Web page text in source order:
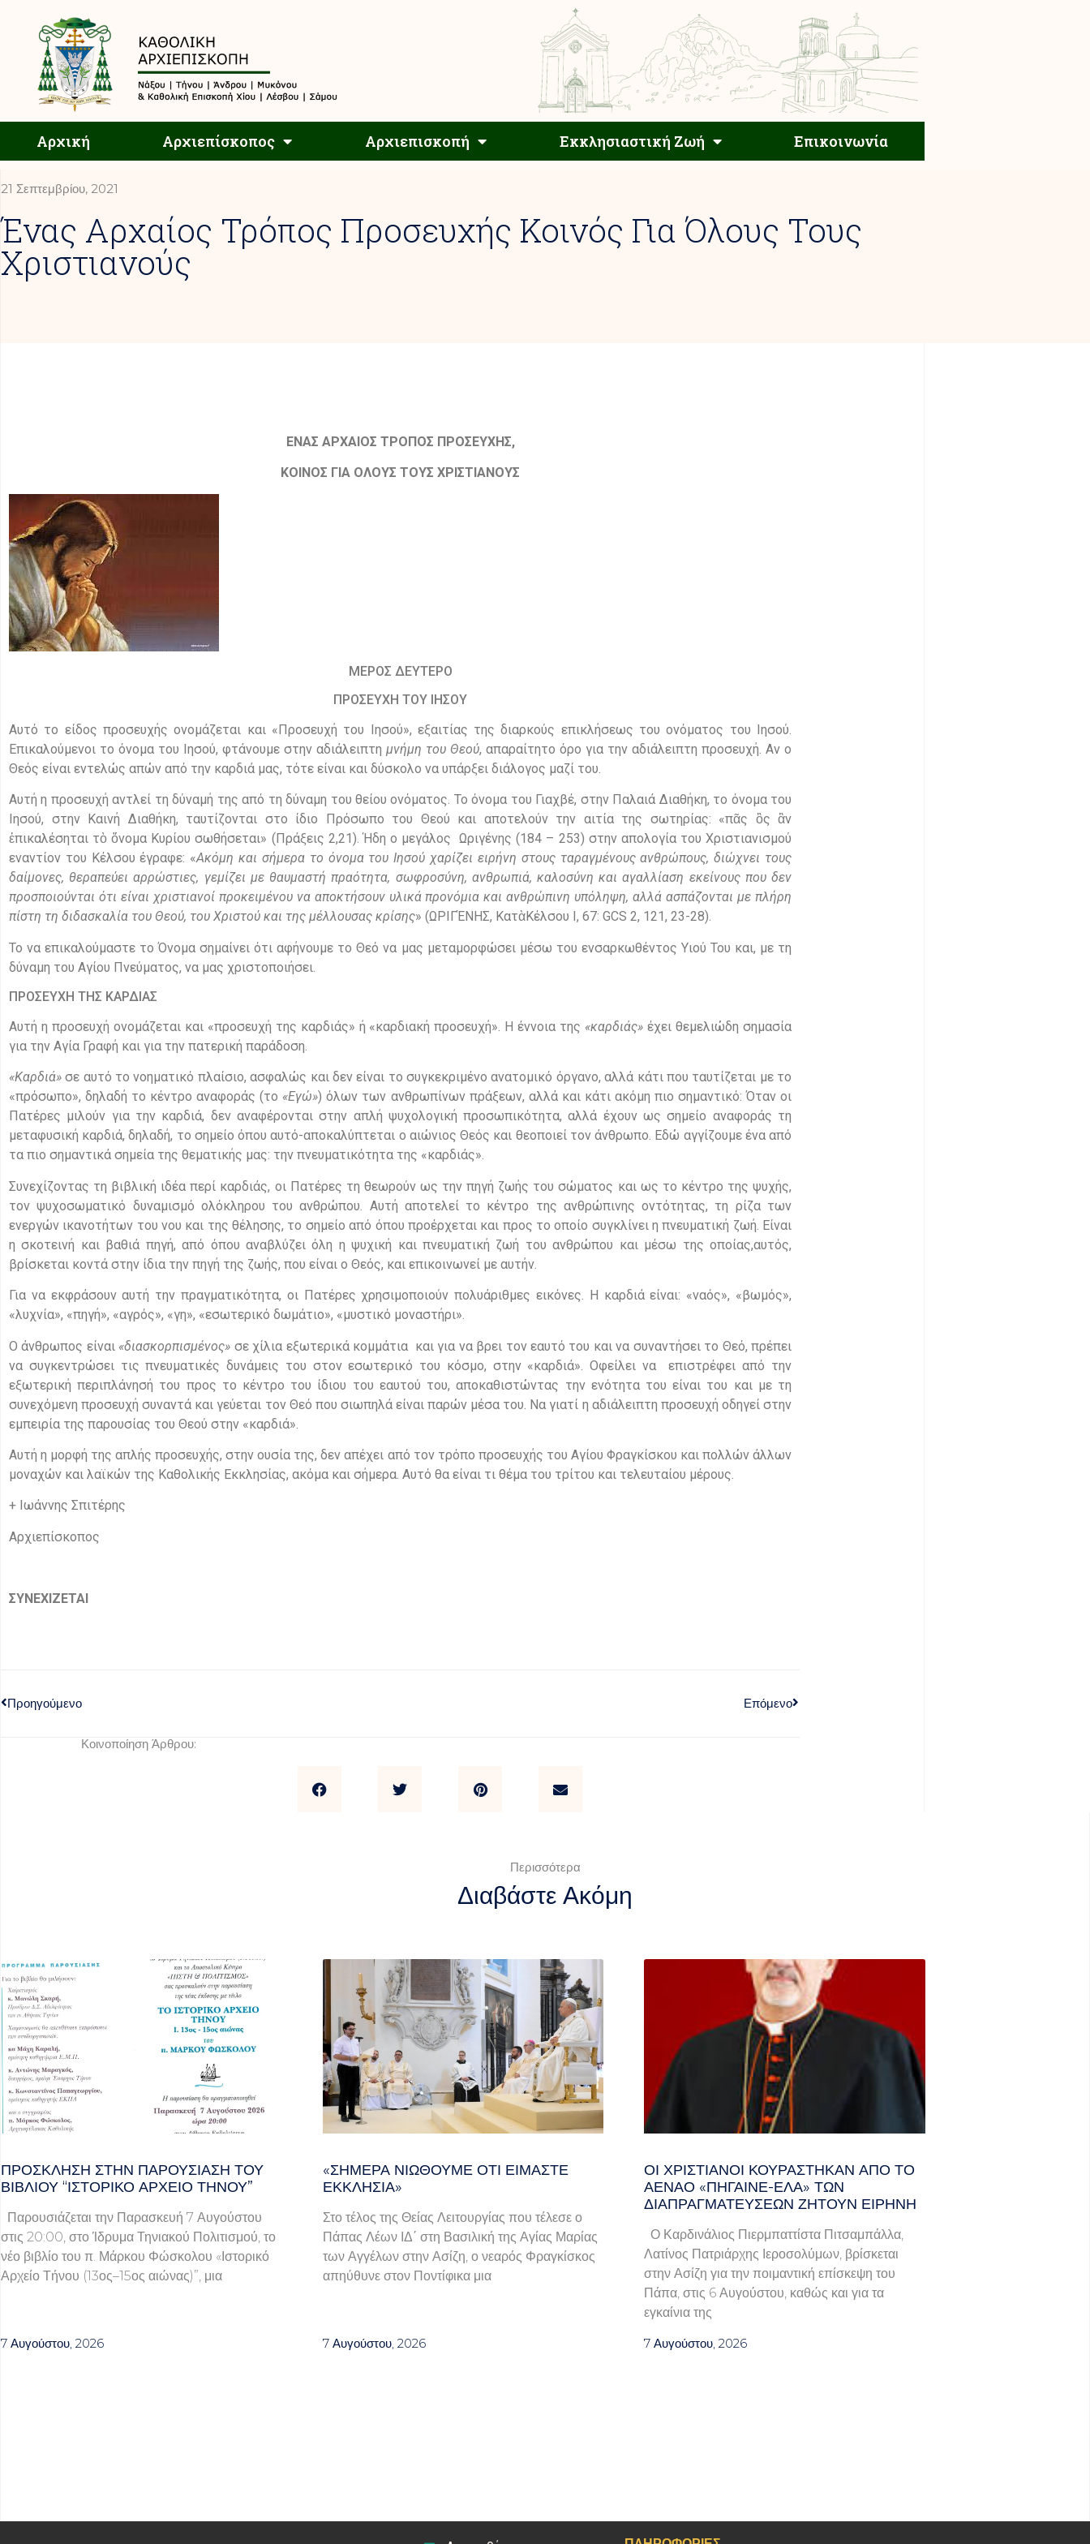
Αρχική Αρχιεπίσκοπος Αρχιεπισκοπή Εκκλησιαστική Ζωή Επικοινωνία
Αρχιεπισκοπή Εκκλησιαστική Ζωή Επικοινωνία
21 Σεπτεμβρίου, 2021
Ένας Αρχαίος Τρόπος Προσευχής Κοινός Για Όλους Τους
Χριστιανούς
ΕΝΑΣ ΑΡΧΑΙΟΣ ΤΡΟΠΟΣ ΠΡΟΣΕΥΧΗΣ,
ΚΟΙΝΟΣ ΓΙΑ ΟΛΟΥΣ ΤΟΥΣ ΧΡΙΣΤΙΑΝΟΥΣ
ΜΕΡΟΣ ΔΕΥΤΕΡΟ
ΠΡΟΣΕΥΧΗ ΤΟΥ ΙΗΣΟΥ
Αυτό το είδος προσευχής ονομάζεται και «Προσευχή του Ιησού», εξαιτίας της διαρκούς επικλήσεως του ονόματος του Ιησού.
Επικαλούμενοι το όνομα του Ιησού, φτάνουμε στην αδιάλειπτη μνήμη του Θεού, απαραίτητο όρο για την αδιάλειπτη προσευχή. Αν ο
Θεός είναι εντελώς απών από την καρδιά μας, τότε είναι και δύσκολο να υπάρξει διάλογος μαζί του.
Αυτή η προσευχή αντλεί τη δύναμή της από τη δύναμη του θείου ονόματος. Το όνομα του Γιαχβέ, στην Παλαιά Διαθήκη, το όνομα του
Ιησού, στην Καινή Διαθήκη, ταυτίζονται στο ίδιο Πρόσωπο του Θεού και αποτελούν την αιτία της σωτηρίας: «πᾶς ὃς ἂν
ἐπικαλέσηται τὸ ὄνομα Κυρίου σωθήσεται» (Πράξεις 2,21). Ήδη ο μεγάλος Ωριγένης (184 – 253) στην απολογία του Χριστιανισμού
εναντίον του Κέλσου έγραφε: «Ακόμη και σήμερα το όνομα του Ιησού χαρίζει ειρήνη στους ταραγμένους ανθρώπους, διώχνει τους
δαίμονες, θεραπεύει αρρώστιες, γεμίζει με θαυμαστή πραότητα, σωφροσύνη, ανθρωπιά, καλοσύνη και αγαλλίαση εκείνους που δεν
προσποιούνται ότι είναι χριστιανοί προκειμένου να αποκτήσουν υλικά προνόμια και ανθρώπινη υπόληψη, αλλά ασπάζονται με πλήρη
πίστη τη διδασκαλία του Θεού, του Χριστού και της μέλλουσας κρίσης» (ΩΡΙΓΈΝΗΣ, ΚατὰΚέλσου Ι, 67: GCS 2, 121, 23-28).
Το να επικαλούμαστε το Όνομα σημαίνει ότι αφήνουμε το Θεό να μας μεταμορφώσει μέσω του ενσαρκωθέντος Υιού Του και, με τη
δύναμη του Αγίου Πνεύματος, να μας χριστοποιήσει.
ΠΡΟΣΕΥΧΗ ΤΗΣ ΚΑΡΔΙΑΣ
Αυτή η προσευχή ονομάζεται και «προσευχή της καρδιάς» ή «καρδιακή προσευχή». Η έννοια της «καρδιάς» έχει θεμελιώδη σημασία
για την Αγία Γραφή και για την πατερική παράδοση.
«Καρδιά» σε αυτό το νοηματικό πλαίσιο, ασφαλώς και δεν είναι το συγκεκριμένο ανατομικό όργανο, αλλά κάτι που ταυτίζεται με το
«πρόσωπο», δηλαδή το κέντρο αναφοράς (το «Εγώ») όλων των ανθρωπίνων πράξεων, αλλά και κάτι ακόμη πιο σημαντικό: Όταν οι
Πατέρες μιλούν για την καρδιά, δεν αναφέρονται στην απλή ψυχολογική προσωπικότητα, αλλά έχουν ως σημείο αναφοράς τη
μεταφυσική καρδιά, δηλαδή, το σημείο όπου αυτό-αποκαλύπτεται ο αιώνιος Θεός και θεοποιεί τον άνθρωπο. Εδώ αγγίζουμε ένα από
τα πιο σημαντικά σημεία της θεματικής μας: την πνευματικότητα της «καρδιάς».
Συνεχίζοντας τη βιβλική ιδέα περί καρδιάς, οι Πατέρες τη θεωρούν ως την πηγή ζωής του σώματος και ως το κέντρο της ψυχής,
τον ψυχοσωματικό δυναμισμό ολόκληρου του ανθρώπου. Αυτή αποτελεί το κέντρο της ανθρώπινης οντότητας, τη ρίζα των
ενεργών ικανοτήτων του νου και της θέλησης, το σημείο από όπου προέρχεται και προς το οποίο συγκλίνει η πνευματική ζωή. Είναι
η σκοτεινή και βαθιά πηγή, από όπου αναβλύζει όλη η ψυχική και πνευματική ζωή του ανθρώπου και μέσω της οποίας,αυτός,
βρίσκεται κοντά στην ίδια την πηγή της ζωής, που είναι ο Θεός, και επικοινωνεί με αυτήν.
Για να εκφράσουν αυτή την πραγματικότητα, οι Πατέρες χρησιμοποιούν πολυάριθμες εικόνες. Η καρδιά είναι: «ναός», «βωμός»,
«λυχνία», «πηγή», «αγρός», «γη», «εσωτερικό δωμάτιο», «μυστικό μοναστήρι».
Ο άνθρωπος είναι «διασκορπισμένος» σε χίλια εξωτερικά κομμάτια και για να βρει τον εαυτό του και να συναντήσει το Θεό, πρέπει
να συγκεντρώσει τις πνευματικές δυνάμεις του στον εσωτερικό του κόσμο, στην «καρδιά». Οφείλει να επιστρέφει από την
εξωτερική περιπλάνησή του προς το κέντρο του ίδιου του εαυτού του, αποκαθιστώντας την ενότητα του είναι του και με τη
συνεχόμενη προσευχή συναντά και γεύεται τον Θεό που σιωπηλά είναι παρών μέσα του. Να γιατί η αδιάλειπτη προσευχή οδηγεί στην
εμπειρία της παρουσίας του Θεού στην «καρδιά».
Αυτή η μορφή της απλής προσευχής, στην ουσία της, δεν απέχει από τον τρόπο προσευχής του Αγίου Φραγκίσκου και πολλών άλλων
μοναχών και λαϊκών της Καθολικής Εκκλησίας, ακόμα και σήμερα. Αυτό θα είναι τι θέμα του τρίτου και τελευταίου μέρους.
+ Ιωάννης Σπιτέρης
Αρχιεπίσκοπος
ΣΥΝΕΧΙΖΕΤΑΙ
Προηγούμενο Επόμενο
Κοινοποίηση Άρθρου:
Περισσότερα
Διαβάστε Ακόμη
ΠΡΌΣΚΛΗΣΗ ΣΤΗΝ ΠΑΡΟΥΣΊΑΣΗ ΤΟΥ
ΒΙΒΛΊΟΥ “ΙΣΤΟΡΙΚΌ ΑΡΧΕΊΟ ΤΉΝΟΥ”
Παρουσιάζεται την Παρασκευή 7 Αυγούστου
στις 20:00, στο Ίδρυμα Τηνιακού Πολιτισμού, το
νέο βιβλίο του π. Μάρκου Φώσκολου «Ιστορικό
Αρχείο Τήνου (13ος–15ος αιώνας)”, μια
7 Αυγούστου, 2026
«ΣΉΜΕΡΑ ΝΙΏΘΟΥΜΕ ΌΤΙ ΕΊΜΑΣΤΕ
ΕΚΚΛΗΣΊΑ»
Στο τέλος της Θείας Λειτουργίας που τέλεσε ο
Πάπας Λέων ΙΔ΄ στη Βασιλική της Αγίας Μαρίας
των Αγγέλων στην Ασίζη, ο νεαρός Φραγκίσκος
απηύθυνε στον Ποντίφικα μια
7 Αυγούστου, 2026
ΟΙ ΧΡΙΣΤΙΑΝΟΊ ΚΟΥΡΆΣΤΗΚΑΝ ΑΠΌ ΤΟ
ΑΈΝΑΟ «ΠΉΓΑΙΝΕ-ΈΛΑ» ΤΩΝ
ΔΙΑΠΡΑΓΜΑΤΕΎΣΕΩΝ ΖΗΤΟΎΝ ΕΙΡΉΝΗ
Ο Καρδινάλιος Πιερμπαττίστα Πιτσαμπάλλα,
Λατίνος Πατριάρχης Ιεροσολύμων, βρίσκεται
στην Ασίζη για την ποιμαντική επίσκεψη του
Πάπα, στις 6 Αυγούστου, καθώς και για τα
εγκαίνια της
7 Αυγούστου, 2026